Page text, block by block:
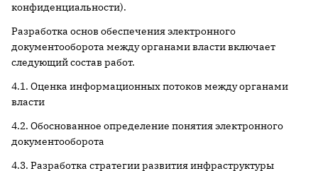
конфиденциальности).
Разработка основ обеспечения электронного
документооборота между органами власти включает
следующий состав работ.
4.1. Оценка информационных потоков между органами
власти
4.2. Обоснованное определение понятия электронного
документооборота
4.3. Разработка стратегии развития инфраструктуры